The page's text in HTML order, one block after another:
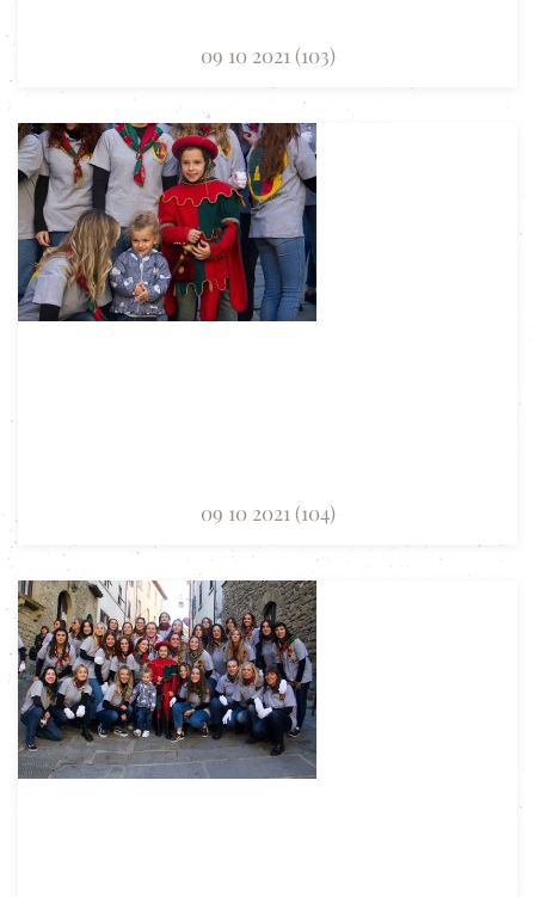
09 10 2021 (103)
09 10 2021 (104)